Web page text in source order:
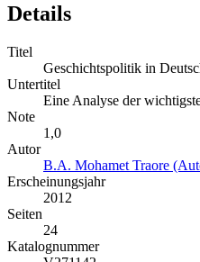
Details
Titel
Geschichtspolitik in
Untertitel
Eine Analyse der
Note
1,0
Autor
B.A. Mohamet Traore
Erscheinungsjahr
2012
Seiten
24
Katalognummer